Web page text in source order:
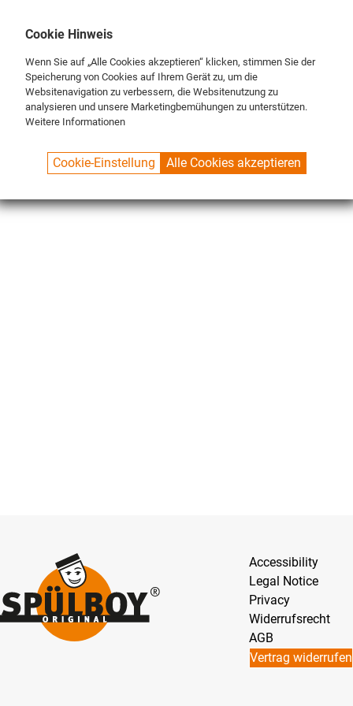
SPUELBOY.DE SHOP ECO LINE CONNECTIONS
Accessibility
Legal Notice
Privacy
Widerrufsrecht
AGB
Vertrag widerrufen
Cookie Hinweis
Wenn Sie auf „Alle Cookies akzeptieren“ klicken, stimmen Sie der
Speicherung von Cookies auf Ihrem Gerät zu, um die
Websitenavigation zu verbessern, die Websitenutzung zu
analysieren und unsere Marketingbemühungen zu unterstützen.
Weitere Informationen
Cookie-Einstellung Alle Cookies akzeptieren